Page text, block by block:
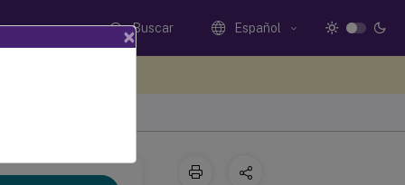
Buscar Español
×